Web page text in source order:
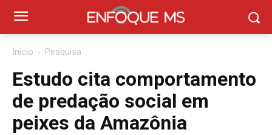
Início Pesquisa
Estudo cita comportamento
de predação social em
peixes da Amazônia